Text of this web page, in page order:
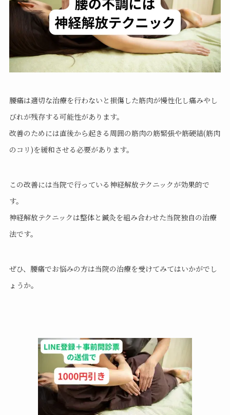
腰痛は適切な治療を行わないと損傷した筋肉が慢性化し痛みやし
びれが残存する可能性があります。
改善のためには直後から起きる周囲の筋肉の筋緊張や筋硬結(筋肉
のコリ)を緩和させる必要があります。
この改善には当院で行っている神経解放テクニックが効果的で
す。
神経解放テクニックは整体と鍼灸を組み合わせた当院独自の治療
法です。
ぜひ、腰痛でお悩みの方は当院の治療を受けてみてはいかがでし
ょうか。